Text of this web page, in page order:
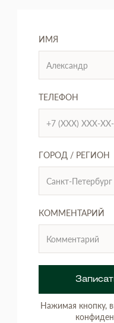
ИМЯ
ТЕЛЕФОН
ГОРОД / РЕГИОН
КОММЕНТАРИЙ
Нажимая кнопку,